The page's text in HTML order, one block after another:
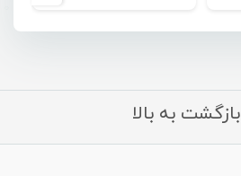
بازگشت به بالا